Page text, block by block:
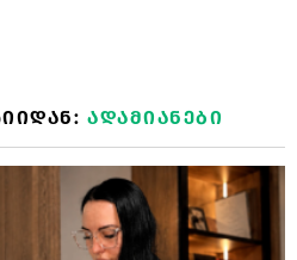
ᲐᲓᲐᲛᲘᲐᲜᲔᲑᲘ